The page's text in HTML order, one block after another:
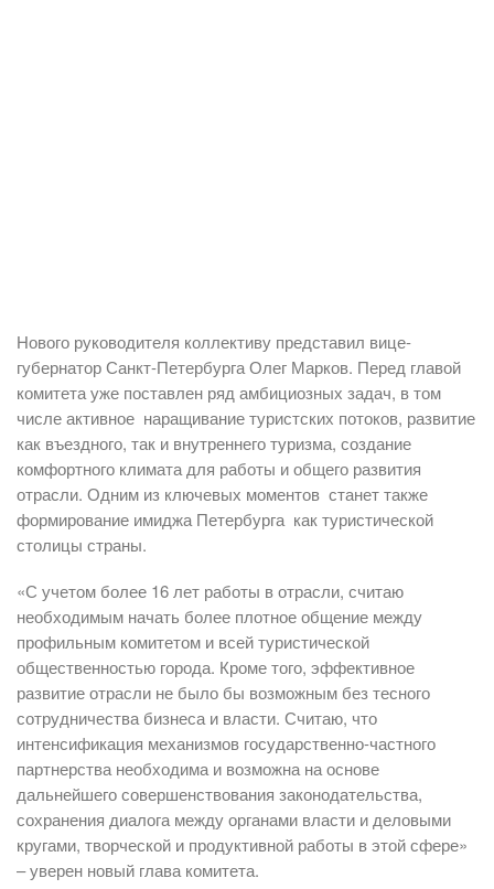
Нового руководителя коллективу представил вице-
губернатор Санкт-Петербурга Олег Марков. Перед главой
комитета уже поставлен ряд амбициозных задач, в том
числе активное наращивание туристских потоков, развитие
как въездного, так и внутреннего туризма, создание
комфортного климата для работы и общего развития
отрасли. Одним из ключевых моментов станет также
формирование имиджа Петербурга как туристической
столицы страны.
«С учетом более 16 лет работы в отрасли, считаю
необходимым начать более плотное общение между
профильным комитетом и всей туристической
общественностью города. Кроме того, эффективное
развитие отрасли не было бы возможным без тесного
сотрудничества бизнеса и власти. Считаю, что
интенсификация механизмов государственно-частного
партнерства необходима и возможна на основе
дальнейшего совершенствования законодательства,
сохранения диалога между органами власти и деловыми
кругами, творческой и продуктивной работы в этой сфере»
– уверен новый глава комитета.